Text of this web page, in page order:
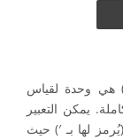
هي وحدة لقياس
1/360 من دائرة كاملة. يمكن التعبير
لها بـ ′) حيث